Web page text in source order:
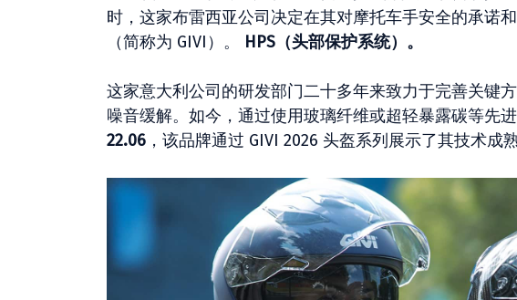
时，这家布雷西亚公司决定在其对摩托车手安全的承诺
（简称为 GIVI）。 HPS（头部保护系统）。
这家意大利公司的研发部门二十多年来致力于完善关键
噪音缓解。如今，通过使用玻璃纤维或超轻暴露碳等先
22.06 ，该品牌通过 GIVI 2026 头盔系列展示了其技术成熟